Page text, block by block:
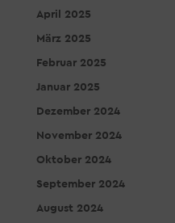
April 2025
März 2025
Februar 2025
Januar 2025
Dezember 2024
November 2024
Oktober 2024
September 2024
August 2024